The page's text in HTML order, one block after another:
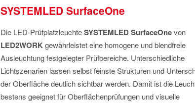
SYSTEMLED SurfaceOne
Die LED-PrüfplatzleuchteSYSTEMLED SurfaceOnevon
LED2WORK gewährleistet eine homogene und blendfreie
Ausleuchtung festgelegter Prüfbereiche. Unterschiedliche
Lichtszenarien lassen selbst feinste Strukturen und
der Oberfläche deutlich sichtbar werden. Damit ist die
bestens geeignet für Oberflächenprüfungen und visuelle